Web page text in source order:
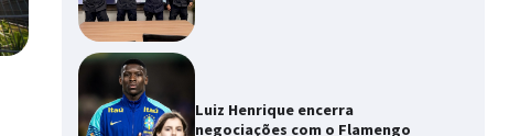
Luiz Henrique encerra
negociações com o Flamengo